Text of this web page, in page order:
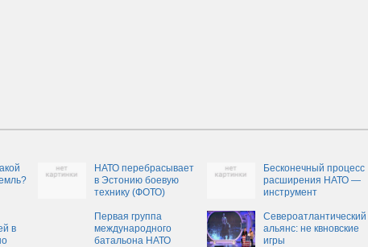
НАТО перебрасывает
в Эстонию боевую
технику (ФОТО)
Бесконечный процесс
расширения НАТО —
инструмент
в
Первая группа
международного
батальона НАТО
Североатлантический
альянс: не квновские
игры